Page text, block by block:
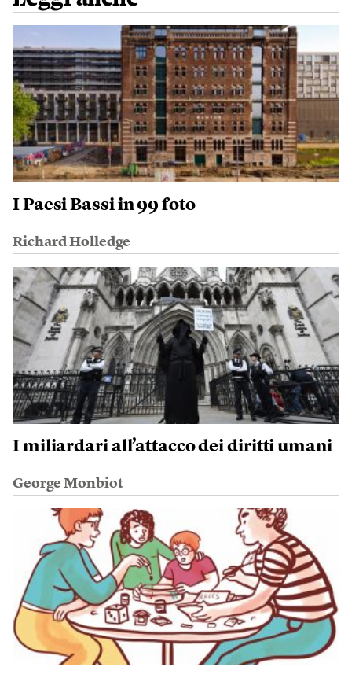
I Paesi Bassi in 99 foto
Richard Holledge
I miliardari all’attacco dei diritti umani
George Monbiot